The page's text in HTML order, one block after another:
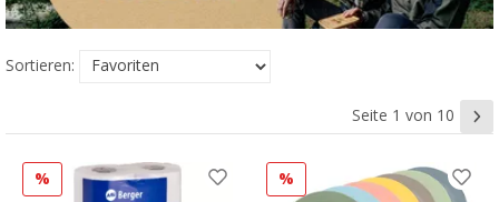
Sortieren:
Seite 1 von 10
% %